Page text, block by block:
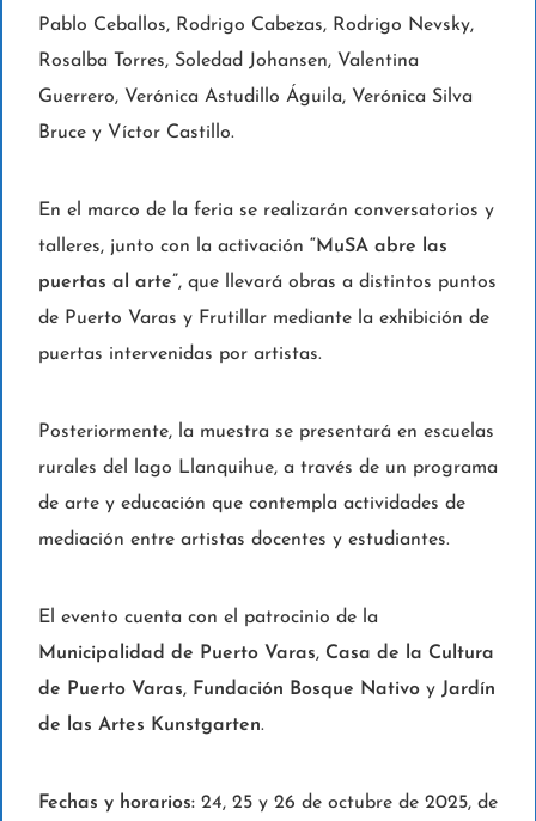
Pablo Ceballos, Rodrigo Cabezas, Rodrigo Nevsky,
Rosalba Torres, Soledad Johansen, Valentina
Guerrero, Verónica Astudillo Águila, Verónica Silva
Bruce y Víctor Castillo.
En el marco de la feria se realizarán conversatorios y
talleres, junto con la activación “MuSA abre las
puertas al arte”, que llevará obras a distintos puntos
de Puerto Varas y Frutillar mediante la exhibición de
puertas intervenidas por artistas.
Posteriormente, la muestra se presentará en escuelas
rurales del lago Llanquihue, a través de un programa
de arte y educación que contempla actividades de
mediación entre artistas docentes y estudiantes.
El evento cuenta con el patrocinio de la
Municipalidad de Puerto Varas, Casa de la Cultura
de Puerto Varas, Fundación Bosque Nativoy Jardín
de las Artes Kunstgarten.
Fechas y horarios:24, 25 y 26 de octubre de 2025, de